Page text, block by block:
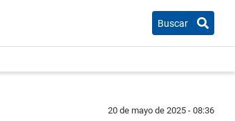
Buscar
20 de mayo de 2025 - 08:36